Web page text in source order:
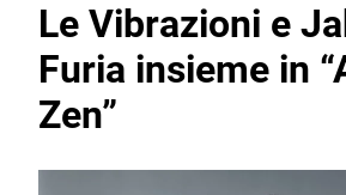
Le Vibrazioni e
Furia insieme in
Zen”